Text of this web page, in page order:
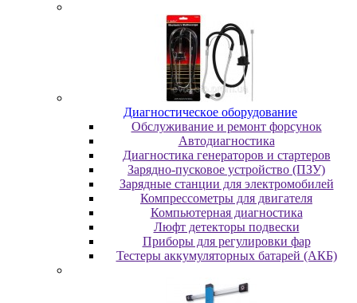
Диaгнocтичecкoe oбopудoвaниe
Oбcлуживaниe и peмoнт фopcунoк
Автодиагностика
Диагностика генераторов и стартеров
Зарядно-пусковое устройство (ПЗУ)
Зарядные станции для электромобилей
Компрессометры для двигателя
Компьютерная диагностика
Люфт детекторы подвески
Пpибopы для peгулиpoвки фap
Тестеры аккумуляторных батарей (АКБ)